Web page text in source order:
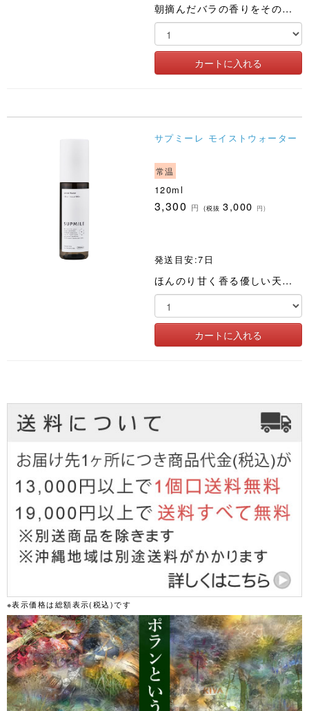
朝摘んだバラの香りをそのままに
サプミーレ モイストウォーター
常温
120ml
3,300 円 (税抜3,000 円)
発送目安:7日
ほんのり甘く香る優しい天然成分100%化粧水。さっぱりとしたテクスチャーなのにしっかりと潤いを与えてくれます
※表示価格は総額表示(税込)です